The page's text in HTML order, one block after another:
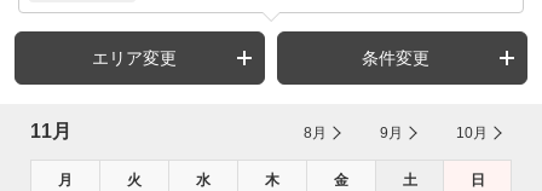
エリア変更 条件変更
11月 8月 9月 10月
月 火 水 木 金 土 日